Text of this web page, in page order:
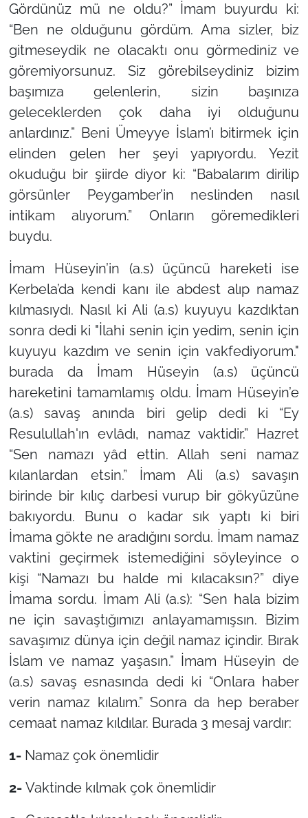
Gördünüz mü ne oldu?” İmam buyurdu ki:
“Ben ne olduğunu gördüm. Ama sizler, biz
gitmeseydik ne olacaktı onu görmediniz ve
göremiyorsunuz. Siz görebilseydiniz bizim
başımıza gelenlerin, sizin başınıza
geleceklerden çok daha iyi olduğunu
anlardınız.” Beni Ümeyye İslam’ı bitirmek için
elinden gelen her şeyi yapıyordu. Yezit
okuduğu bir şiirde diyor ki: “Babalarım dirilip
görsünler Peygamber’in neslinden nasıl
intikam alıyorum.” Onların göremedikleri
buydu.
İmam Hüseyin’in (a.s) üçüncü hareketi ise
Kerbela’da kendi kanı ile abdest alıp namaz
kılmasıydı. Nasıl ki Ali (a.s) kuyuyu kazdıktan
sonra dedi ki "İlahi senin için yedim, senin için
kuyuyu kazdım ve senin için vakfediyorum."
burada da İmam Hüseyin (a.s) üçüncü
hareketini tamamlamış oldu. İmam Hüseyin’e
(a.s) savaş anında biri gelip dedi ki “Ey
Resulullah'ın evlâdı, namaz vaktidir.” Hazret
“Sen namazı yâd ettin. Allah seni namaz
kılanlardan etsin.” İmam Ali (a.s) savaşın
birinde bir kılıç darbesi vurup bir gökyüzüne
bakıyordu. Bunu o kadar sık yaptı ki biri
İmama gökte ne aradığını sordu. İmam namaz
vaktini geçirmek istemediğini söyleyince o
kişi “Namazı bu halde mi kılacaksın?” diye
İmama sordu. İmam Ali (a.s): “Sen hala bizim
ne için savaştığımızı anlayamamışsın. Bizim
savaşımız dünya için değil namaz içindir. Bırak
İslam ve namaz yaşasın.” İmam Hüseyin de
(a.s) savaş esnasında dedi ki “Onlara haber
verin namaz kılalım.” Sonra da hep beraber
cemaat namaz kıldılar. Burada 3 mesaj vardır:
1-Namaz çok önemlidir
2- Vaktinde kılmak çok önemlidir